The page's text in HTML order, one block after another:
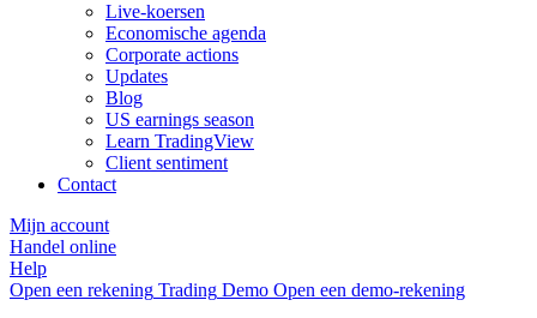
Live-koersen
Economische agenda
Corporate actions
Updates
Blog
US earnings season
Learn TradingView
Client sentiment
Contact
Mijn account
Handel online
Help
Open een rekening Trading Demo Open een demo-rekening